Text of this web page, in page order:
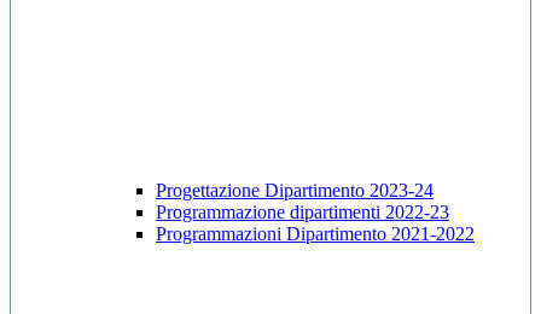
Progettazione Dipartimento 2023-24
Programmazione dipartimenti 2022-23
Programmazioni Dipartimento 2021-2022